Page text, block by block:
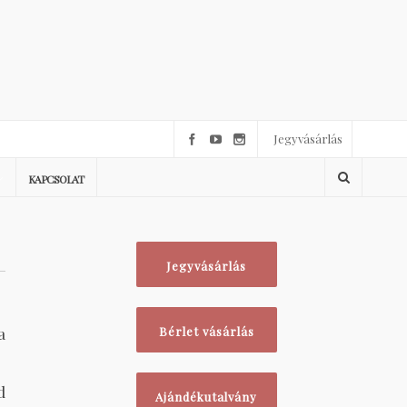
Jegyvásárlás
KAPCSOLAT
Jegyvásárlás
Bérlet vásárlás
Ajándékutalvány